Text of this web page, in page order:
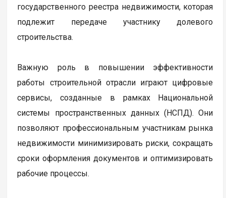
государственного реестра недвижимости, которая
подлежит передаче участнику долевого
строительства.
Важную роль в повышении эффективности
работы строительной отрасли играют цифровые
сервисы, созданные в рамках Национальной
системы пространственных данных (НСПД). Они
позволяют профессиональным участникам рынка
недвижимости минимизировать риски, сокращать
сроки оформления документов и оптимизировать
рабочие процессы.